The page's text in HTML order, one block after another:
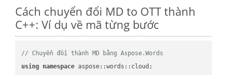
Cách chuyển đổi MD to OTT thành
C++: Ví dụ về mã từng bước
// Chuyển đổi thành MD bằng Aspose.Words
using namespace